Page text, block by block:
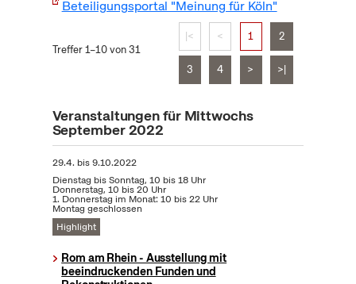
Beteiligungsportal "Meinung für Köln"
Treffer 1–10 von 31
|< < 1 2
3 4 > >|
Veranstaltungen für Mittwochs
September 2022
29.4. bis9.10.2022
Dienstag bis Sonntag, 10 bis 18 Uhr
Donnerstag, 10 bis 20 Uhr
1. Donnerstag im Monat: 10 bis 22 Uhr
Montag geschlossen
Highlight
Rom am Rhein - Ausstellung mit
beeindruckenden Funden und